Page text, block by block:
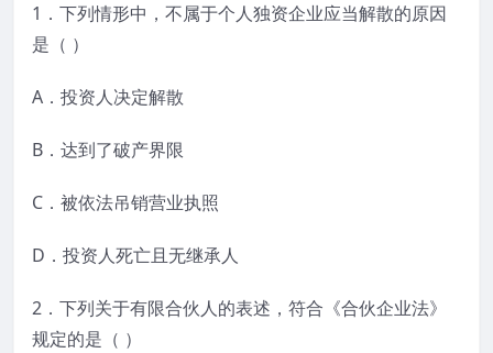
1．下列情形中，不属于个人独资企业应当解散的原因
是（ ）
A．投资人决定解散
B．达到了破产界限
C．被依法吊销营业执照
D．投资人死亡且无继承人
2．下列关于有限合伙人的表述，符合《合伙企业法》
规定的是（ ）